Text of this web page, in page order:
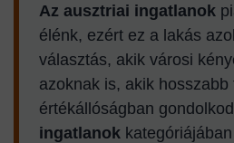
Az ausztriai ingatlanok
élénk, ezért ez a lakás
választás, akik városi
azoknak is, akik hosszabb
értékállóságban
ingatlanok